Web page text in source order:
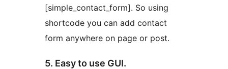
[simple_contact_form]. So using
shortcode you can add contact
form anywhere on page or post.
5. Easy to use GUI.